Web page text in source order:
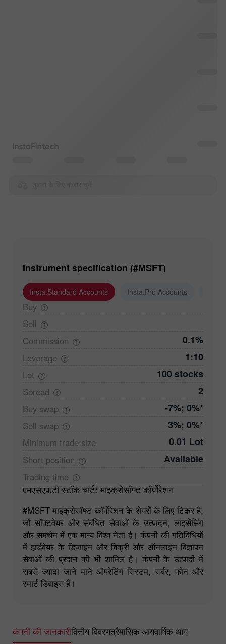
Instrument specification (#MSFT)
Insta.Standard Accounts Insta.Pro Accounts
Buy
Sell
Commission
0.1%
Leverage 1:10
Lot 100 stocks
Spread 2
Buy swap -7%; 0%*
Sell swap 3%; 0%*
Minimum trade size 0.01 Lot
Short position Available
Trading time
एमएसएफटी स्टॉक चार्ट: माइक्रोसॉफ्ट कॉर्पोरेशन
#MSFT माइक्रोसॉफ्ट कॉर्पोरेशन के शेयरों के लिए टिकर है,
जो सॉफ्टवेयर और संबंधित सेवाओं के उत्पादन, लाइसेंसिंग
और समर्थन में एक मान्य विश्व नेता है। कंपनी की गतिविधियों
में हार्डवेयर के डिजाइन और बिक्री और ऑनलाइन विज्ञापन
सेवाओं की प्रदान की भी शामिल है। कंपनी के उत्पादों में
सबसे ज्यादा जाने माने ऑपरेटिंग सिस्टम, सर्वर, फोन और
स्मार्ट डिवाइस हैं।
कंपनी की जानकारीवित्तीय विवरणत्रैमासिक आयवार्षिक आय